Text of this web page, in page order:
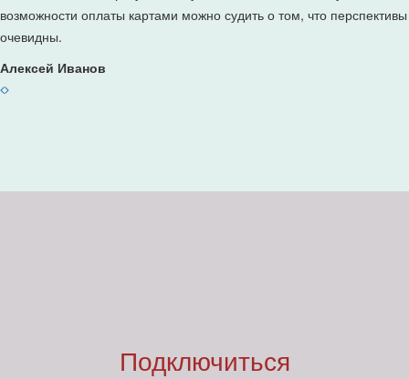
возможности оплаты картами можно судить о том, что перспективы
очевидны.
Алексей Иванов
Подключиться